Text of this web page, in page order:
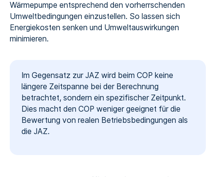
Wärmepumpe entsprechend den vorherrschenden
Umweltbedingungen einzustellen. So lassen sich
Energiekosten senken und Umweltauswirkungen
minimieren.
Im Gegensatz zur JAZ wird beim COP keine
längere Zeitspanne bei der Berechnung
betrachtet, sondern ein spezifischer Zeitpunkt.
Dies macht den COP weniger geeignet für die
Bewertung von realen Betriebsbedingungen als
die JAZ.